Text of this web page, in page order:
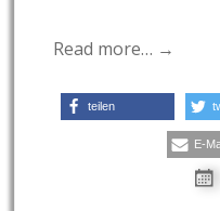
Read more… →
teilen
E-